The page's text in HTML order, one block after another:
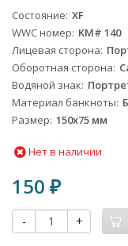
Состояние XF
WWC номер KM# 140
Лицевая сторона
Оборотная сторона
Водяной знак
Материал банкноты
Размер 150х75 мм
Нет в наличии
150 ₽
- +